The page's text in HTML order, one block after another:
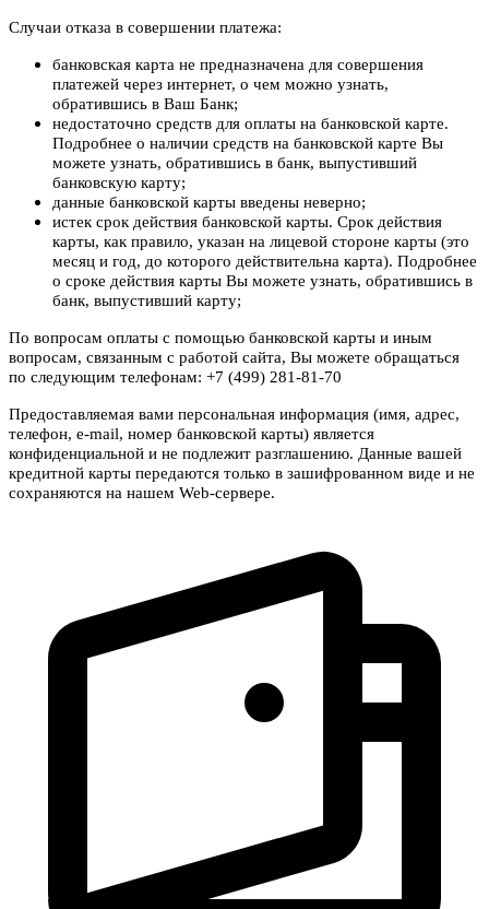
Случаи отказа в совершении платежа:
банковская карта не предназначена для совершения
платежей через интернет, о чем можно узнать,
обратившись в Ваш Банк;
недостаточно средств для оплаты на банковской карте.
Подробнее о наличии средств на банковской карте Вы
можете узнать, обратившись в банк, выпустивший
банковскую карту;
данные банковской карты введены неверно;
истек срок действия банковской карты. Срок действия
карты, как правило, указан на лицевой стороне карты (это
месяц и год, до которого действительна карта). Подробнее
о сроке действия карты Вы можете узнать, обратившись в
банк, выпустивший карту;
По вопросам оплаты с помощью банковской карты и иным
вопросам, связанным с работой сайта, Вы можете обращаться
по следующим телефонам: +7 (499) 281-81-70
Предоставляемая вами персональная информация (имя, адрес,
телефон, e-mail, номер банковской карты) является
конфиденциальной и не подлежит разглашению. Данные вашей
кредитной карты передаются только в зашифрованном виде и не
сохраняются на нашем Web-сервере.